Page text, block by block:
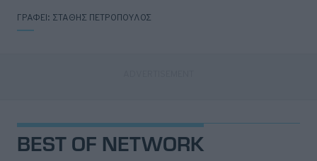
ΓΡΑΦΕΙ: ΣΤΑΘΗΣ ΠΕΤΡΟΠΟΥΛΟΣ
BEST OF NETWORK